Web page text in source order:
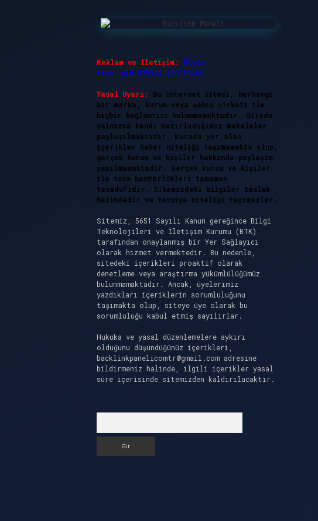
Reklam ve İletişim:
Skype:
live:.cid.575569c608265c69
Yasal Uyarı:
Bu internet sitesi, herhangi
bir marka, kurum veya şahıs şirketi ile
hiçbir bağlantısı bulunmamaktadır. Sitede
yalnızca kendi hazırladığımız makaleler
paylaşılmaktadır. Burada yer alan
içerikler haber niteliği taşımamakta olup,
gerçek kurum ve kişiler hakkında paylaşım
yapılmamaktadır. Gerçek kurum ve kişiler
ile isim benzerlikleri tamamen
tesadüfidir. Sitemizdeki bilgiler taslak
halindedir ve tavsiye niteliği taşımazlar.
Sitemiz, 5651 Sayılı Kanun gereğince Bilgi
Teknolojileri ve İletişim Kurumu (BTK)
tarafından onaylanmış bir Yer Sağlayıcı
olarak hizmet vermektedir. Bu nedenle,
sitedeki içerikleri proaktif olarak
denetleme veya araştırma yükümlülüğümüz
bulunmamaktadır. Ancak, üyelerimiz
yazdıkları içeriklerin sorumluluğunu
taşımakta olup, siteye üye olarak bu
sorumluluğu kabul etmiş sayılırlar.
Hukuka ve yasal düzenlemelere aykırı
olduğunu düşündüğünüz içerikleri,
backlinkpanelicomtr@gmail.comadresine
bildirmeniz halinde, ilgili içerikler yasal
süre içerisinde sitemizden kaldırılacaktır.